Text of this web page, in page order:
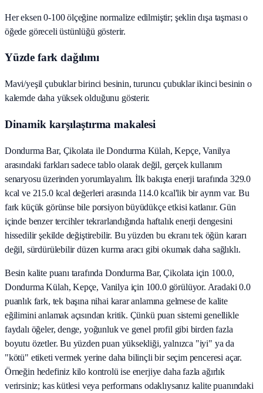
Her eksen 0-100 ölçeğine normalize edilmiştir; şeklin dışa taşması o
öğede göreceli üstünlüğü gösterir.
Yüzde fark dağılımı
Mavi/yeşil çubuklar birinci besinin, turuncu çubuklar ikinci besinin o
kalemde daha yüksek olduğunu gösterir.
Dinamik karşılaştırma makalesi
Dondurma Bar, Çikolata ile Dondurma Külah, Kepçe, Vanilya
arasındaki farkları sadece tablo olarak değil, gerçek kullanım
senaryosu üzerinden yorumlayalım. İlk bakışta enerji tarafında 329.0
kcal ve 215.0 kcal değerleri arasında 114.0 kcal'lik bir ayrım var. Bu
fark küçük görünse bile porsiyon büyüdükçe etkisi katlanır. Gün
içinde benzer tercihler tekrarlandığında haftalık enerji dengesini
hissedilir şekilde değiştirebilir. Bu yüzden bu ekranı tek öğün kararı
değil, sürdürülebilir düzen kurma aracı gibi okumak daha sağlıklı.
Besin kalite puanı tarafında Dondurma Bar, Çikolata için 100.0,
Dondurma Külah, Kepçe, Vanilya için 100.0 görülüyor. Aradaki 0.0
puanlık fark, tek başına nihai karar anlamına gelmese de kalite
eğilimini anlamak açısından kritik. Çünkü puan sistemi genellikle
faydalı öğeler, denge, yoğunluk ve genel profil gibi birden fazla
boyutu özetler. Bu yüzden puan yüksekliği, yalnızca "iyi" ya da
"kötü" etiketi vermek yerine daha bilinçli bir seçim penceresi açar.
Örneğin hedefiniz kilo kontrolü ise enerjiye daha fazla ağırlık
verirsiniz; kas kütlesi veya performans odaklıysanız kalite puanındaki